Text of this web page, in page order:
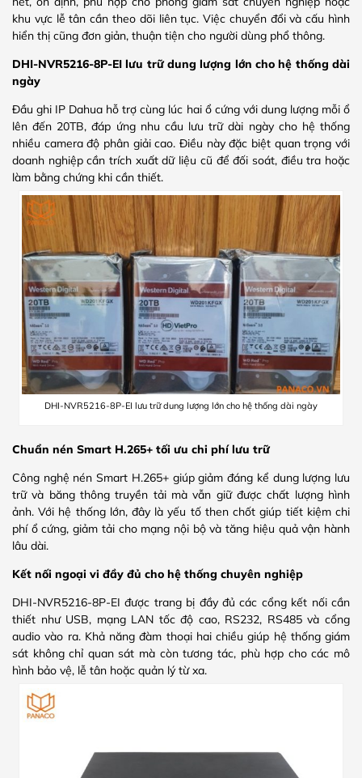
khu vực lễ tân cần theo dõi liên tục. Việc chuyển đổi và cấu hình
hiển thị cũng đơn giản, thuận tiện cho người dùng phổ thông.
DHI-NVR5216-8P-EI lưu trữ dung lượng lớn cho hệ thống dài
ngày
Đầu ghi IP Dahua hỗ trợ cùng lúc hai ổ cứng với dung lượng mỗi ổ
lên đến 20TB, đáp ứng nhu cầu lưu trữ dài ngày cho hệ thống
nhiều camera độ phân giải cao. Điều này đặc biệt quan trọng với
doanh nghiệp cần trích xuất dữ liệu cũ để đối soát, điều tra hoặc
làm bằng chứng khi cần thiết.
DHI-NVR5216-8P-EI lưu trữ dung lượng lớn cho hệ thống dài ngày
Chuẩn nén Smart H.265+ tối ưu chi phí lưu trữ
Công nghệ nén Smart H.265+ giúp giảm đáng kể dung lượng lưu
trữ và băng thông truyền tải mà vẫn giữ được chất lượng hình
ảnh. Với hệ thống lớn, đây là yếu tố then chốt giúp tiết kiệm chi
phí ổ cứng, giảm tải cho mạng nội bộ và tăng hiệu quả vận hành
lâu dài.
Kết nối ngoại vi đầy đủ cho hệ thống chuyên nghiệp
DHI-NVR5216-8P-EI được trang bị đầy đủ các cổng kết nối cần
thiết như USB, mạng LAN tốc độ cao, RS232, RS485 và cổng
audio vào ra. Khả năng đàm thoại hai chiều giúp hệ thống giám
sát không chỉ quan sát mà còn tương tác, phù hợp cho các mô
hình bảo vệ, lễ tân hoặc quản lý từ xa.